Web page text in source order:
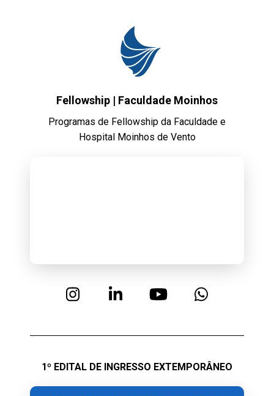
Fellowship | Faculdade Moinhos
Programas de Fellowship da Faculdade e
Hospital Moinhos de Vento
1º EDITAL DE INGRESSO EXTEMPORÂNEO